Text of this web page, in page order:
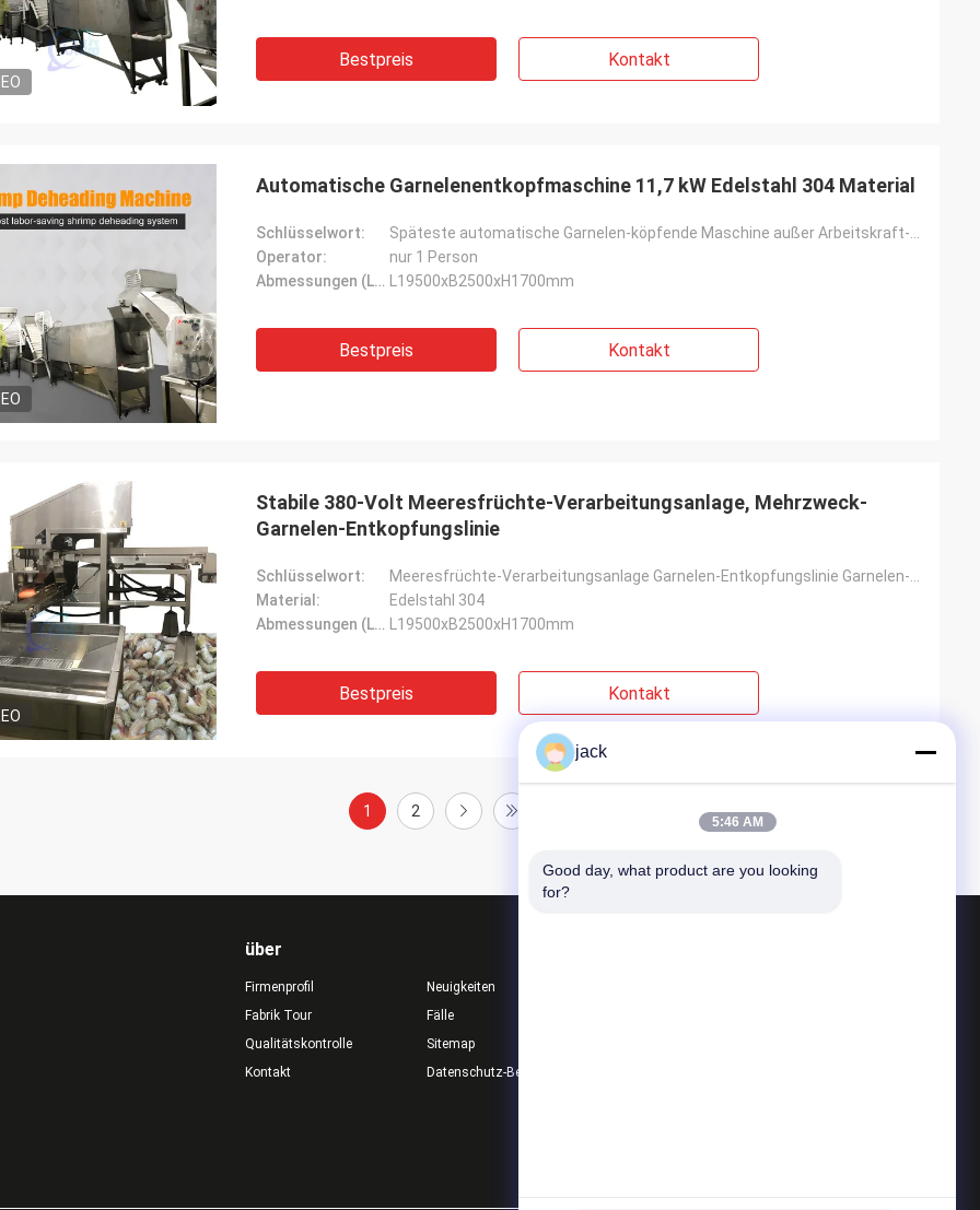
Bestpreis Kontakt
Automatische Garnelenentkopfmaschine 11,7 kW Edelstahl 304 Material
Schlüsselwort:
Operator:
nur 1 Person
Abmessungen (L*W*H):
L19500xB2500xH1700mm
Bestpreis Kontakt
Stabile 380-Volt Meeresfrüchte-Verarbeitungsanlage, Mehrzweck-
Garnelen-Entkopfungslinie
Schlüsselwort:
Material:
Edelstahl 304
Abmessungen (L*W*H):
L19500xB2500xH1700mm
Bestpreis Kontakt
1 2
über
Firmenprofil
Fabrik Tour
Qualitätskontrolle
Kontakt
Neuigkeiten
Fälle
Sitemap
Datenschutz-Bestimmungen
jack
5:46 AM
Good day, what product are you looking
for?